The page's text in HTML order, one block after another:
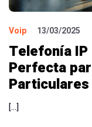
Voip 13/03/2025
Telefonía IP
Perfecta
Particulares
[…]